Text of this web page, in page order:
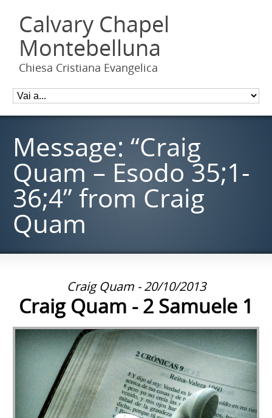
Calvary Chapel
Montebelluna
Chiesa Cristiana Evangelica
Message: “Craig
Quam – Esodo 35;1-
36;4” from Craig
Quam
Craig Quam - 20/10/2013
Craig Quam - 2 Samuele 1